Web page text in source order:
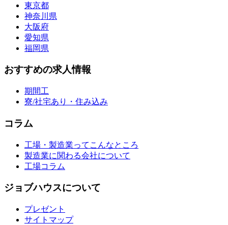
東京都
神奈川県
大阪府
愛知県
福岡県
おすすめの求人情報
期間工
寮/社宅あり・住み込み
コラム
工場・製造業ってこんなところ
製造業に関わる会社について
工場コラム
ジョブハウスについて
プレゼント
サイトマップ